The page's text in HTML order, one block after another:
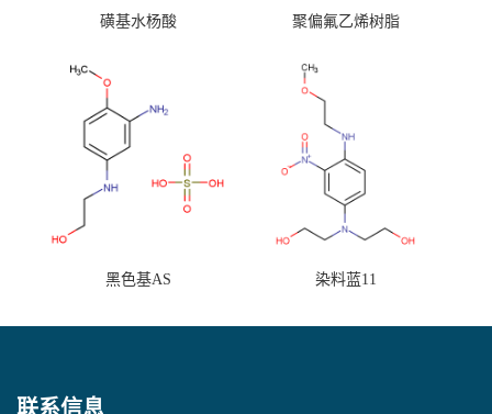
磺基水杨酸 聚偏氟乙烯树脂
黑色基AS 染料蓝11
联系信息